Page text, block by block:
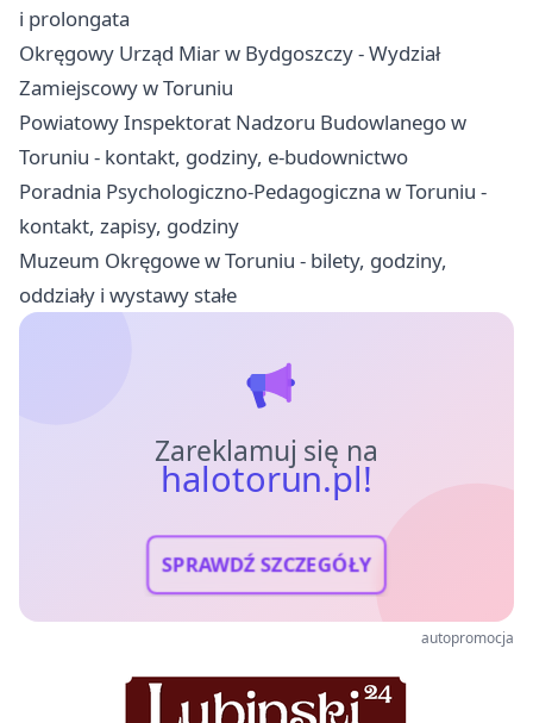
i prolongata
Okręgowy Urząd Miar w Bydgoszczy - Wydział
Zamiejscowy w Toruniu
Powiatowy Inspektorat Nadzoru Budowlanego w
Toruniu - kontakt, godziny, e-budownictwo
Poradnia Psychologiczno-Pedagogiczna w Toruniu -
kontakt, zapisy, godziny
Muzeum Okręgowe w Toruniu - bilety, godziny,
oddziały i wystawy stałe
Zareklamuj się na
halotorun.pl!
SPRAWDŹ SZCZEGÓŁY
autopromocja